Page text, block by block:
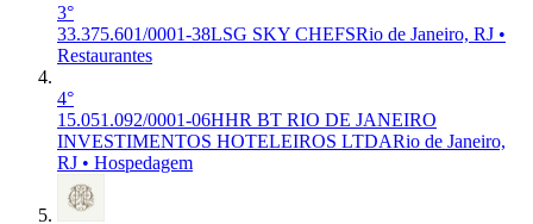
3°
33.375.601/0001-38LSG SKY CHEFSRio de Janeiro, RJ •
Restaurantes
4°
15.051.092/0001-06HHR BT RIO DE JANEIRO
INVESTIMENTOS HOTELEIROS LTDARio de Janeiro,
RJ • Hospedagem